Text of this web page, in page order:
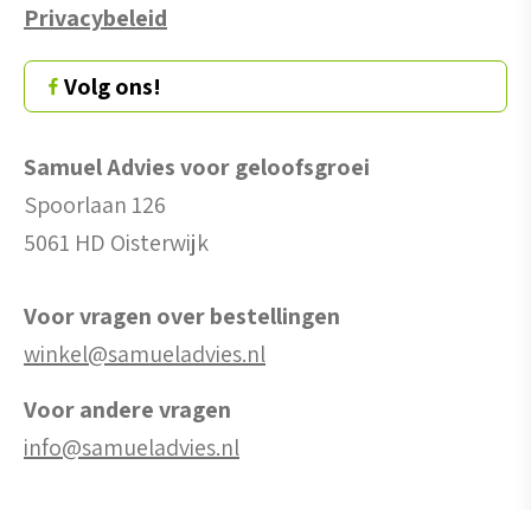
Privacybeleid
Volg ons!
Samuel Advies voor geloofsgroei
Spoorlaan 126
5061 HD Oisterwijk
Voor vragen over bestellingen
winkel@samueladvies.nl
Voor andere vragen
info@samueladvies.nl